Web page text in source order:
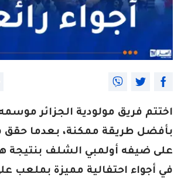
اختتم فريق مولودية الجزائر
بأفضل طريقة ممكنة، بعدما حقق
على ضيفه أولمبي الشلف بنتيجة
في أجواء احتفالية مميزة بملعب